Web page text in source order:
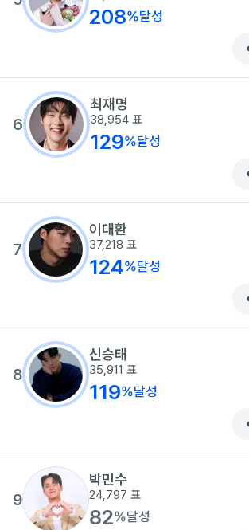
208%달성
6
최재명
38,954 표
129%달성
7
이대환
37,218 표
124%달성
8
신승태
35,911 표
119%달성
9
박민수
24,797 표
82%달성